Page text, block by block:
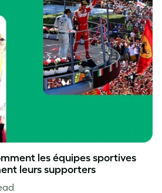
les équipes sportives
leurs supporters